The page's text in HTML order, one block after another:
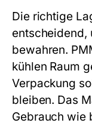
Die richtige
entscheidend,
bewahren.
kühlen Raum
Verpackung
bleiben. Das
Gebrauch wie